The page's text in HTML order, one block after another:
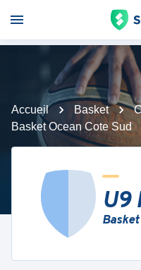
Accueil Basket
Basket Ocean Cote Sud
U9